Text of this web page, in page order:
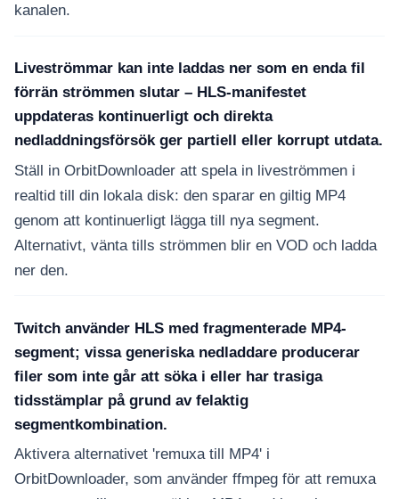
kanalen.
Liveströmmar kan inte laddas ner som en enda fil
förrän strömmen slutar – HLS-manifestet
uppdateras kontinuerligt och direkta
nedladdningsförsök ger partiell eller korrupt utdata.
Ställ in OrbitDownloader att spela in liveströmmen i
realtid till din lokala disk: den sparar en giltig MP4
genom att kontinuerligt lägga till nya segment.
Alternativt, vänta tills strömmen blir en VOD och ladda
ner den.
Twitch använder HLS med fragmenterade MP4-
segment; vissa generiska nedladdare producerar
filer som inte går att söka i eller har trasiga
tidsstämplar på grund av felaktig
segmentkombination.
Aktivera alternativet 'remuxa till MP4' i
OrbitDownloader, som använder ffmpeg för att remuxa